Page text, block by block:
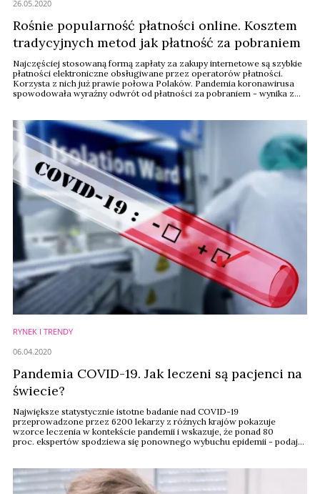
Rośnie popularność płatności online. Kosztem
tradycyjnych metod jak płatność za pobraniem
Najczęściej stosowaną formą zapłaty za zakupy internetowe są szybkie
płatności elektroniczne obsługiwane przez operatorów płatności.
Korzysta z nich już prawie połowa Polaków. Pandemia koronawirusa
spowodowała wyraźny odwrót od płatności za pobraniem - wynika z
26.05.2020
RYNEK I TRENDY
Pandemia COVID-19. Jak leczeni są pacjenci na
świecie?
Największe statystycznie istotne badanie nad COVID-19
przeprowadzone przez 6200 lekarzy z różnych krajów pokazuje
wzorce leczenia w kontekście pandemii i wskazuje, że ponad 80
proc. ekspertów spodziewa się ponownego wybuchu epidemii - podaje
06.04.2020